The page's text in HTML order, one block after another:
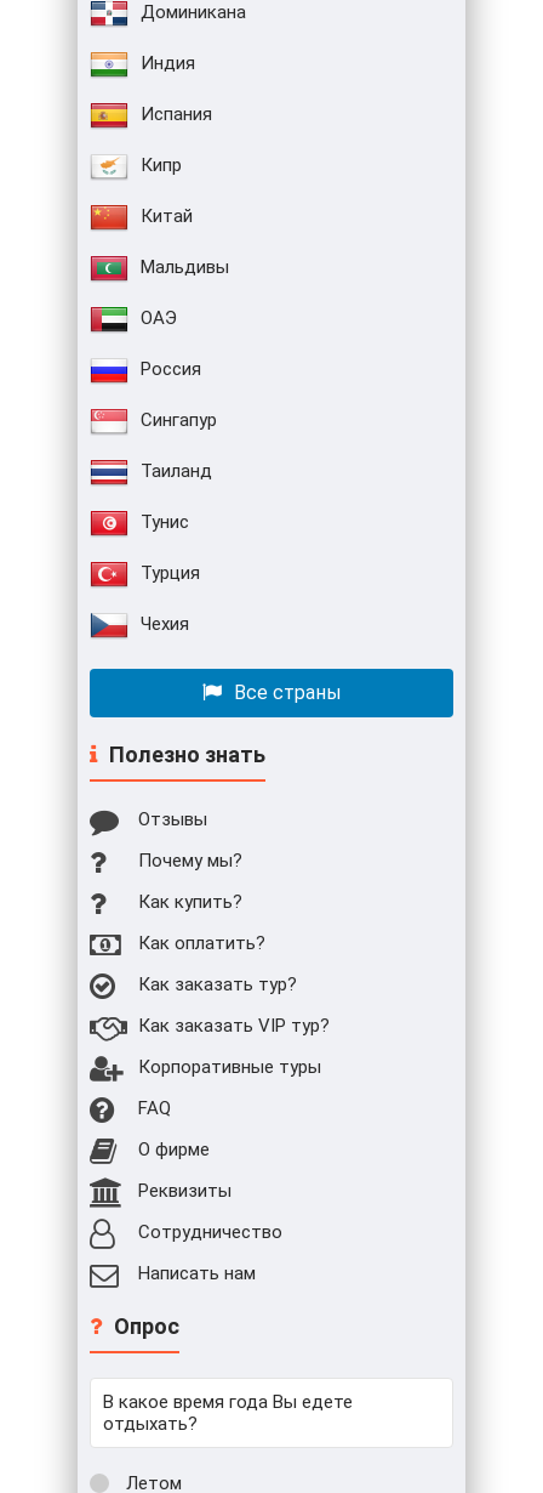
Доминикана
Индия
Испания
Кипр
Китай
Мальдивы
ОАЭ
Россия
Сингапур
Таиланд
Тунис
Турция
Чехия
Все страны
Полезно знать
Отзывы
Почему мы?
Как купить?
Как оплатить?
Как заказать тур?
Как заказать VIP тур?
Корпоративные туры
FAQ
О фирме
Реквизиты
Сотрудничество
Написать нам
Опрос
В какое время года Вы едете
отдыхать?
Летом